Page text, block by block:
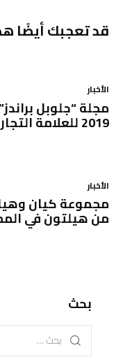
قد تعجبك أيضًا
الأخبار
مجلة “جلوبل
2019 للعلامة التجارية الأكثر تقديرا في المملكة
الأخبار
مجموعة كيان
من هيلتون في
بحث